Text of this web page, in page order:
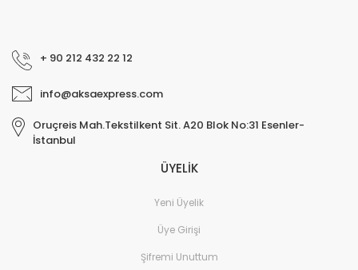
+ 90 212 432 22 12
info@aksaexpress.com
Oruçreis Mah.Tekstilkent Sit. A20 Blok No:31 Esenler-
İstanbul
ÜYELİK
Yeni Üyelik
Üye Girişi
Şifremi Unuttum